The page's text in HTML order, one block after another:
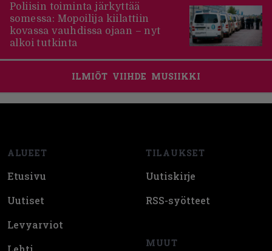
Poliisin toiminta järkyttää
somessa: Mopoilija kiilattiin
kovassa vauhdissa ojaan – nyt
alkoi tutkinta
ILMIÖT VIIHDE MUSIIKKI
ALUEET
Etusivu
Uutiset
Levyarviot
TILAUKSET
Uutiskirje
RSS-syötteet
MUUT